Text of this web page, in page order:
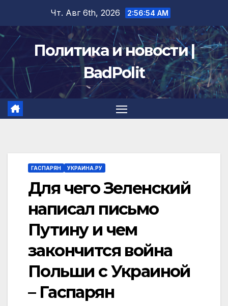
содержимому
Чт. Авг 6th, 2026 2:56:54 AM
Политика и новости |
BadPolit
ГАСПАРЯН УКРАИНА.РУ
Для чего Зеленский
написал письмо
Путину и чем
закончится война
Польши с Украиной
– Гаспарян